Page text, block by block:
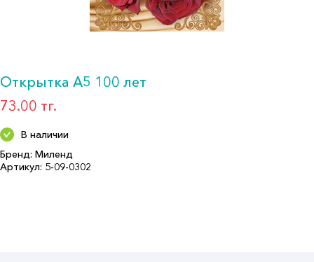
Открытка А5 100 лет
73.00 тг.
В наличии
Бренд: Миленд
Артикул: 5-09-0302